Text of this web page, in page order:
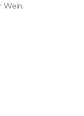
Wein.